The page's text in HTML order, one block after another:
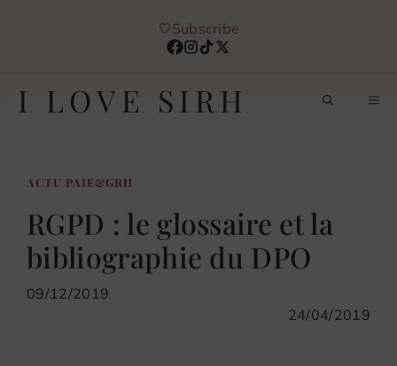
Subscribe
I LOVE SIRH
ACTU PAIE&GRH
RGPD : le glossaire et la
bibliographie du DPO
09/12/2019
24/04/2019